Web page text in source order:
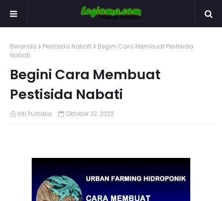
Beranda Pestisida Nabati
Begini Cara Membuat Pestisida
Nabati
Begini Cara Membuat
Pestisida Nabati
Inti Pustaka Oktober 22, 2022